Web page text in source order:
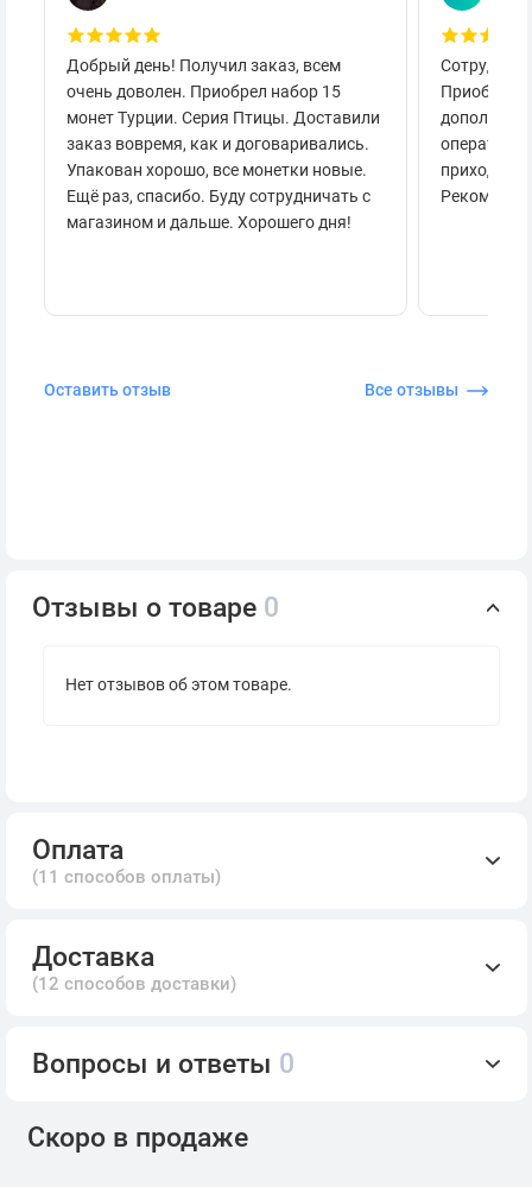
Добрый день! Получил заказ, всем
очень доволен. Приобрел набор 15
монет Турции. Серия Птицы. Доставили
заказ вовремя, как и договаривались.
Упакован хорошо, все монетки новые.
Ещё раз, спасибо. Буду сотрудничать с
магазином и дальше. Хорошего дня!
приходило
Оставить отзыв Все отзывы
Отзывы о товаре 0
Нет отзывов об этом товаре.
Оплата
(11 способов оплаты)
Доставка
(12 способов доставки)
Вопросы и ответы 0
Скоро в продаже